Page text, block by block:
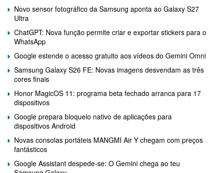
Novo sensor fotográfico da Samsung aponta ao Galaxy S27
Ultra
ChatGPT: Nova função permite criar e exportar stickers para o
WhatsApp
Google estende o acesso gratuito aos vídeos do Gemini Omni
Samsung Galaxy S26 FE: Novas imagens desvendam as três
cores finais
Honor MagicOS 11: programa beta fechado arranca para 17
dispositivos
Google prepara bloqueio nativo de aplicações para
dispositivos Android
Novas consolas portáteis MANGMI Air Y chegam com preços
fantásticos
Google Assistant despede-se: O Gemini chega ao teu